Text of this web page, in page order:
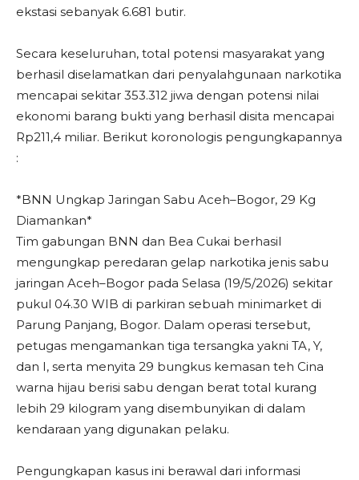
ekstasi sebanyak 6.681 butir.
Secara keseluruhan, total potensi masyarakat yang
berhasil diselamatkan dari penyalahgunaan narkotika
mencapai sekitar 353.312 jiwa dengan potensi nilai
ekonomi barang bukti yang berhasil disita mencapai
Rp211,4 miliar. Berikut koronologis pengungkapannya
:
*BNN Ungkap Jaringan Sabu Aceh–Bogor, 29 Kg
Diamankan*
Tim gabungan BNN dan Bea Cukai berhasil
mengungkap peredaran gelap narkotika jenis sabu
jaringan Aceh–Bogor pada Selasa (19/5/2026) sekitar
pukul 04.30 WIB di parkiran sebuah minimarket di
Parung Panjang, Bogor. Dalam operasi tersebut,
petugas mengamankan tiga tersangka yakni TA, Y,
dan I, serta menyita 29 bungkus kemasan teh Cina
warna hijau berisi sabu dengan berat total kurang
lebih 29 kilogram yang disembunyikan di dalam
kendaraan yang digunakan pelaku.
Pengungkapan kasus ini berawal dari informasi